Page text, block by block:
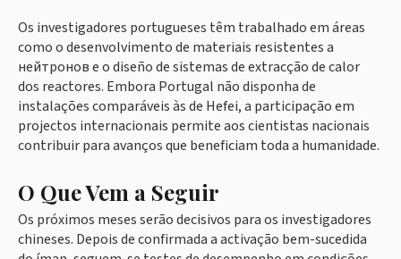
Os investigadores portugueses têm trabalhado em áreas
como o desenvolvimento de materiais resistentes a
нейтронов e o diseño de sistemas de extracção de calor
dos reactores. Embora Portugal não disponha de
instalações comparáveis às de Hefei, a participação em
projectos internacionais permite aos cientistas nacionais
contribuir para avanços que beneficiam toda a humanidade.
O Que Vem a Seguir
Os próximos meses serão decisivos para os investigadores
chineses. Depois de confirmada a activação bem-sucedida